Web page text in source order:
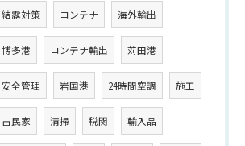
結露対策 コンテナ 海外輸出
博多港 コンテナ輸出 苅田港
安全管理 岩国港 24時間空調 施工
古民家 清掃 税関 輸入品